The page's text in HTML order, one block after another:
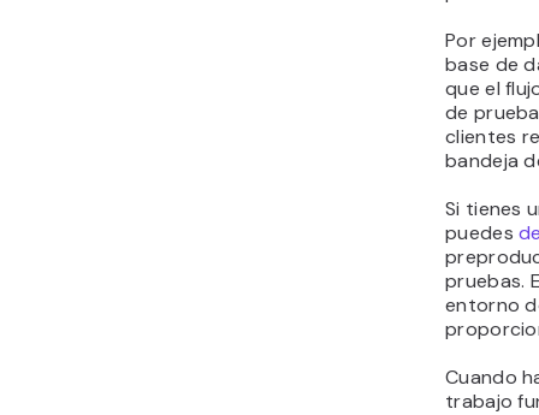
Por
base de
que el
de
clientes
bandeja
Si tienes
puedes
pruebas.
entorno
Cuando
trabajo